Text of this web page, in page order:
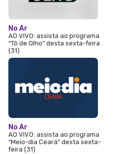
No Ar
AO VIVO: assista ao programa
“Tô de Olho” desta sexta-feira
(31)
No Ar
AO VIVO: assista ao programa
“Meio-dia Ceará” desta sexta-
feira (31)